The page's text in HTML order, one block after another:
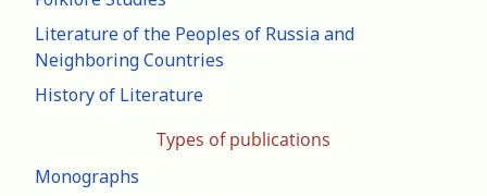
Literature of the Peoples of Russia and
Neighboring Countries
History of Literature
Types of publications
Monographs